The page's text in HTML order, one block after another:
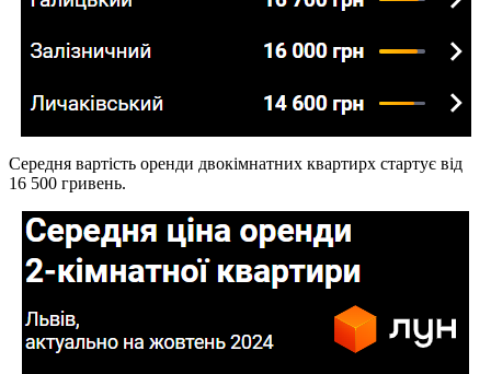
Середня вартість оренди двокімнатних квартирх стартує від
16 500 гривень.